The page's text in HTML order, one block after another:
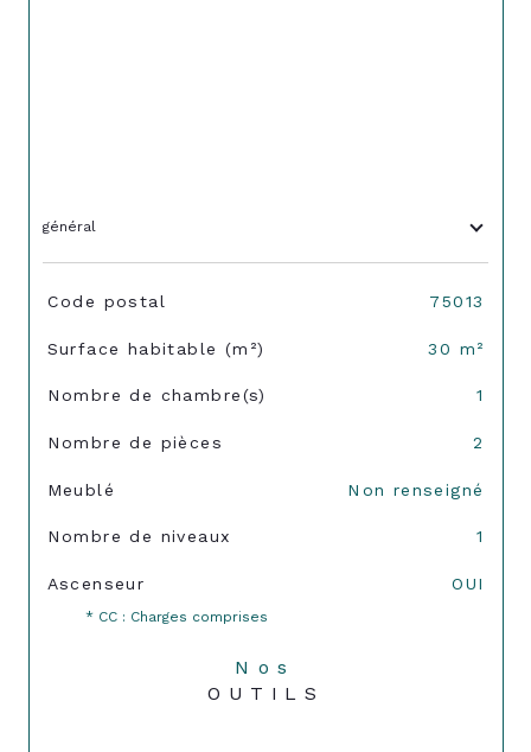
général
TRAD_SIROCCO_Caracteristique
Code postal 75013
Surface habitable (m²) 30 m²
Nombre de chambre(s) 1
Nombre de pièces 2
Meublé Non renseigné
Nombre de niveaux 1
Ascenseur OUI
* CC : Charges comprises
Nos
OUTILS